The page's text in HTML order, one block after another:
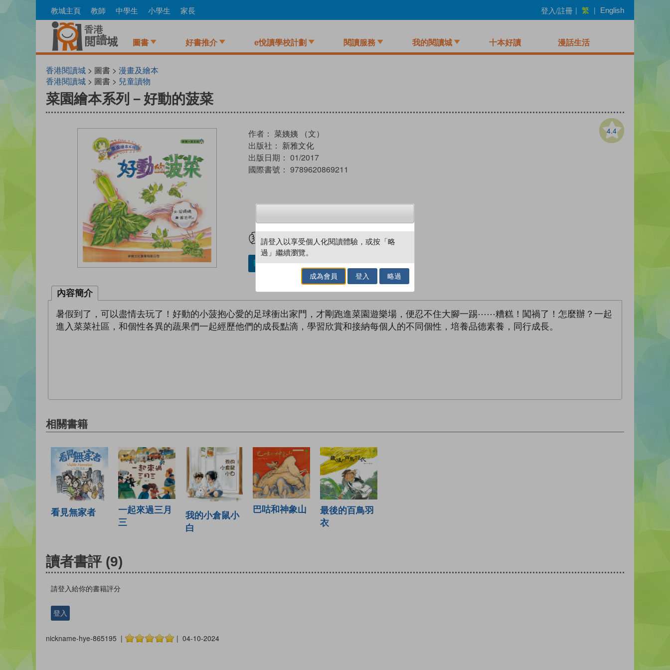
to
教城主頁 教師 中學生 小學生 家長 登入/註冊 | 繁 | English
圖書 好書推介 e悅讀學校計劃 閱讀服務 我的閱讀城 十本好讀 漫話生活
香港閱讀城 > 圖書 > 漫畫及繪本
香港閱讀城 > 圖書 > 兒童讀物
菜園繪本系列－好動的菠菜
4.4
作者： 菜姨姨 （文）
出版社： 新雅文化
出版日期： 01/2017
國際書號： 9789620869211
試閲 加入閱讀紀錄
加入／閱讀電子書
內容簡介
暑假到了，可以盡情去玩了！好動的小菠抱心愛的足球衝出家門，才剛跑進菜園遊樂場，便忍不住大腳一踢⋯⋯糟糕！闖禍了！怎麼辦？一起
進入菜菜社區，和個性各異的蔬果們一起經歷他們的成長點滴，學習欣賞和接納每個人的不同個性，培養品德素養，同行成長。
相關書籍
看見無家者
一起來過三月
三
我的小倉鼠小
白
巴咕和神象山
最後的百鳥羽
衣
讀者書評 (9)
請登入給你的書籍評分
登入
nickname-hye-865195 | | 04-10-2024
請登入以享受個人化閱讀體驗，或按「略
過」繼續瀏覽。
成為會員 登入 略過